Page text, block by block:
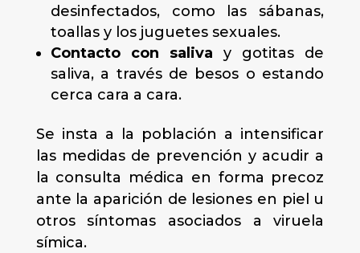
desinfectados, como las sábanas,
toallas y los juguetes sexuales.
Contacto con saliva y gotitas de
saliva, a través de besos o estando
cerca cara a cara.
Se insta a la población a intensificar
las medidas de prevención y acudir a
la consulta médica en forma precoz
ante la aparición de lesiones en piel u
otros síntomas asociados a viruela
símica.